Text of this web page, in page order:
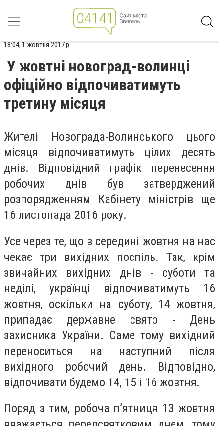
18:04, 1 жовтня 2017 р.
У жовтні новоград-волинці
офіційно відпочиватимуть
третину місяця
Жителі Новограда-Волинського цього
місяця відпочиватимуть цілих десять
днів. Відповідний графік перенесення
робочих днів був затверджений
розпорядженням Кабінету міністрів ще
16 листопада 2016 року.
Усе через те, що в середині жовтня на нас
чекає три вихідних поспіль. Так, крім
звичайних вихідних днів - суботи та
неділі, українці відпочиватимуть 16
жовтня, оскільки на суботу, 14 жовтня,
припадає державне свято - День
захисника України. Саме тому вихідний
переноситься на наступний після
вихідного робочий день. Відповідно,
відпочивати будемо 14, 15 і 16 жовтня.
Поряд з тим, робочa п’ятниця 13 жовтня